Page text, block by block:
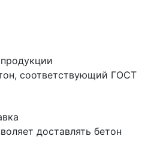
соответствующий ГОСТ
доставлять бетон